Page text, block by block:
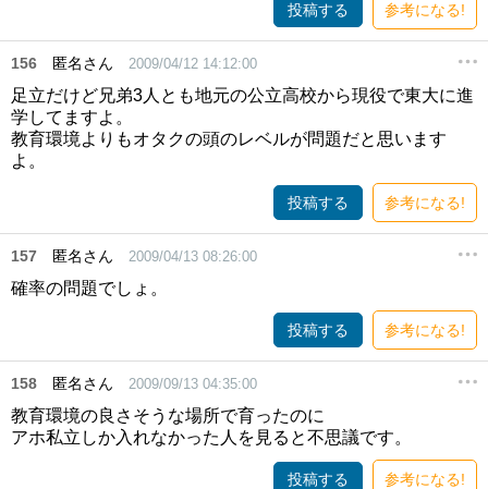
投稿する 参考になる!
156 匿名さん 2009/04/12 14:12:00
足立だけど兄弟3人とも地元の公立高校から現役で東大に進
学してますよ。
教育環境よりもオタクの頭のレベルが問題だと思います
よ。
投稿する 参考になる!
157 匿名さん 2009/04/13 08:26:00
確率の問題でしょ。
投稿する 参考になる!
158 匿名さん 2009/09/13 04:35:00
教育環境の良さそうな場所で育ったのに
アホ私立しか入れなかった人を見ると不思議です。
投稿する 参考になる!